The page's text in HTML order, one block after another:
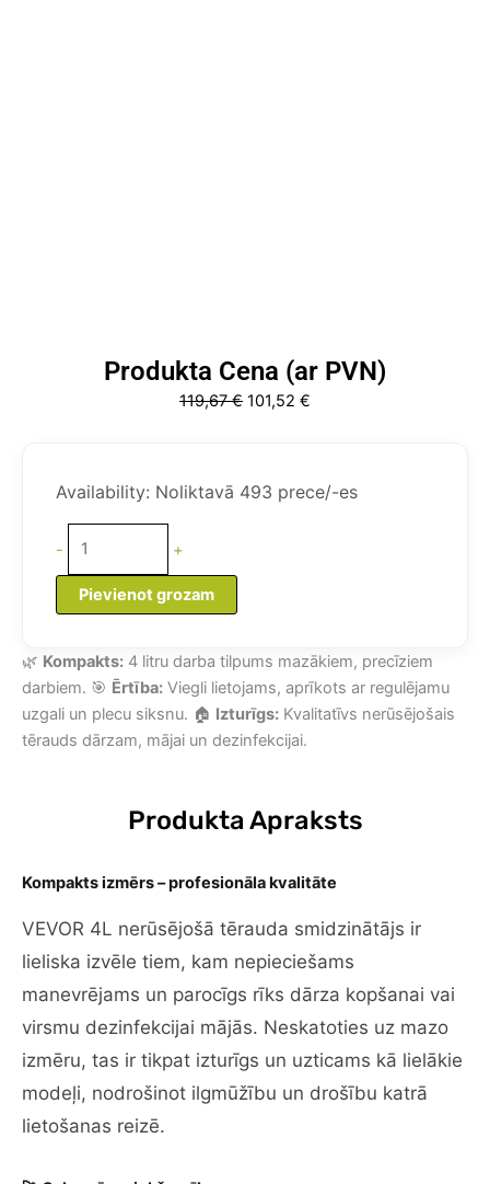
Produkta Cena (ar PVN)
119,67€ Original
101,52 €
Availability: Noliktavā 493 prece/-es
-
VEVOR
Tērauda
Smidzinātājs
daudzums
+
Pievienot grozam
🌿 Kompakts: 4 litru darba tilpums mazākiem, precīziem
darbiem. 🎯 Ērtība: Viegli lietojams, aprīkots ar regulējamu
uzgali un plecu siksnu. 🏠 Izturīgs: Kvalitatīvs nerūsējošais
tērauds dārzam, mājai un dezinfekcijai.
Produkta Apraksts
Kompakts izmērs – profesionāla kvalitāte
VEVOR 4L nerūsējošā tērauda smidzinātājs ir
lieliska izvēle tiem, kam nepieciešams
manevrējams un parocīgs rīks dārza kopšanai vai
virsmu dezinfekcijai mājās. Neskatoties uz mazo
izmēru, tas ir tikpat izturīgs un uzticams kā lielākie
modeļi, nodrošinot ilgmūžību un drošību katrā
lietošanas reizē.